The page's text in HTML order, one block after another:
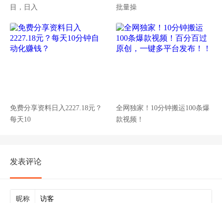
目，日入
批量操
免费分享资料日入2227.18元？
每天10
全网独家！10分钟搬运100条爆
款视频！
发表评论
昵称